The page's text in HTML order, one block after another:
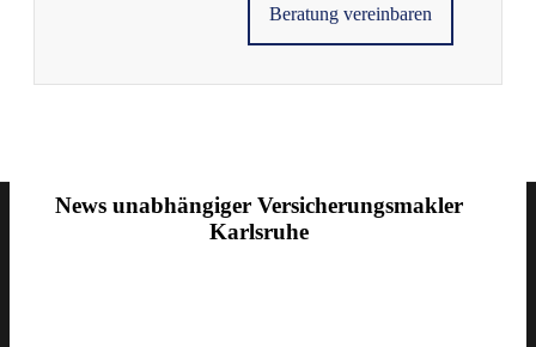
Beratung vereinbaren
News unabhängiger Versicherungsmakler
Karlsruhe
© 2026 Baidenger Finanzberatung GmbH, Richard-Wagner-Straße